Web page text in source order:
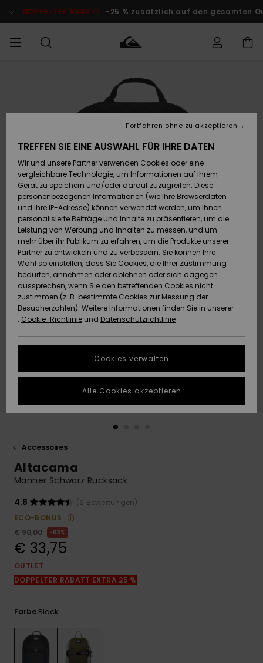
Produktinformation
DOPPELTER RABATT -25 % zusätzlich auf den gesamten
Kleidung
Accessoires
Schuhe&
Flip-Flops
Surf
Snow
Brandneu
Highlights
JUNGEN
Kleidung
Accessoires
Schuhe&
Flip-Flops
Surf
Snow
Brandneu
Highlights
FRAUEN
Shop
Brandneu
Highlights
Snow
SURF
Surf Shop
Männer
Kinder
Highlights
Community
SNOW
Snow Shop
Männer
Kinder
Snow Shop
Damen
Highlights
Community
DOPPELTER
RABATT
Outlet
Herren
KINDER
Outlet
Frauen
HILFE & KONTAKT
Auf meine
Bestellung
zugreifen
Versand
Retouren
Bezahlung
Geschenkkarte
Quiksilver
Freedom
Datenschutz
Starten Sie eine
Unterhaltung,
schnellste
Antwort auf Ihre
Frage zu
erhalten.
Finden Sie
die häufigsten
Fragen sowie
NACHHALTIGKEIT
WUNSCHLISTE
Accessoires
Altacama
Männer Schwarz Rucksack
4.8
(6 Bewertungen)
ECO-BONUS
€ 90,00
63%
€ 33,75
OUTLET
DOPPELTER RABATT EXTRA 25 %
Farbe Black
TREFFEN SIE EINE AUSWAHL FÜR IHRE DATEN
Wir und unsere Partner verwenden Cookies oder eine
vergleichbare Technologie, um Informationen auf Ihrem
Gerät zu speichern und/oder darauf zuzugreifen. Diese
personenbezogenen Informationen (wie Ihre Browserdaten
und Ihre IP-Adresse) können verwendet werden, um Ihnen
personalisierte Beiträge und Inhalte zu präsentieren, um die
Leistung von Werbung und Inhalten zu messen, und um
mehr über ihr Publikum zu erfahren, um die Produkte unserer
Partner zu entwickeln und zu verbessern. Sie können Ihre
Wahl so einstellen, dass Sie Cookies, die Ihrer Zustimmung
bedürfen, annehmen oder ablehnen oder sich dagegen
aussprechen, wenn Sie den betreffenden Cookies nicht
zustimmen (z. B. bestimmte Cookies zur Messung der
Besucherzahlen). Weitere Informationen finden Sie in unserer
: Cookie-Richtlinie und Datenschutzrichtlinie
Cookies verwalten
Fortfahren ohne zu akzeptieren
Alle Cookies akzeptieren